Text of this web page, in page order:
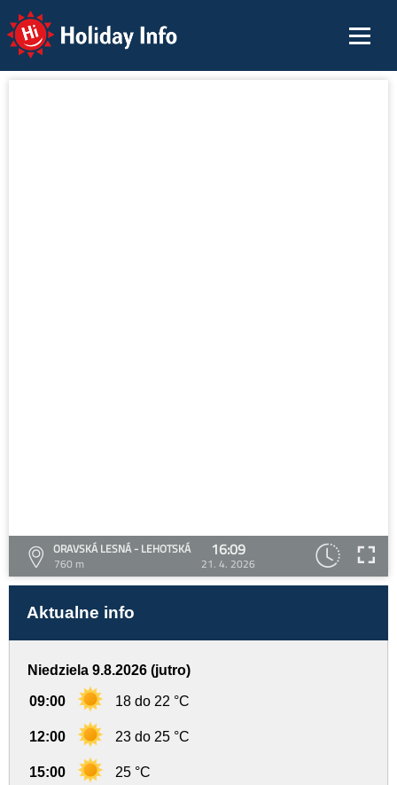
Holiday Info
ORAVSKÁ LESNÁ - LEHOTSKÁ
760 m
16:09
21. 4. 2026
Aktualne info
Niedziela 9.8.2026 (jutro)
09:00 18 do 22 °C
12:00 23 do 25 °C
15:00 25 °C